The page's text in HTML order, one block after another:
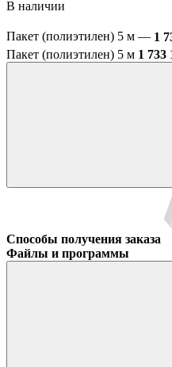
В наличии
Пакет (полиэтилен) 5 м — 1
Пакет (полиэтилен) 5 м 1 733
Способы получения заказа
Файлы и программы